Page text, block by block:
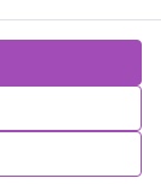
tenis,